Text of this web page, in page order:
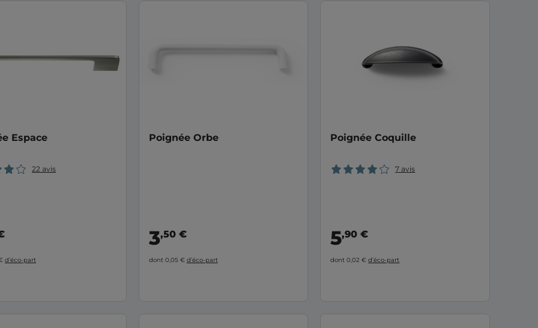
Espace
22 avis
d’éco-part
Poignée Orbe
3,50 €
dont 0,05 € d’éco-part
Poignée Coquille
7 avis
5,90 €
dont 0,02 €d’éco-part